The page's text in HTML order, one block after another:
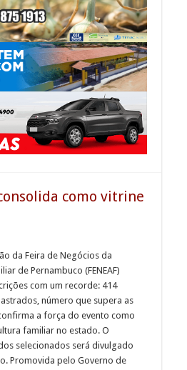
como vitrine
da Feira de Negócios da
de Pernambuco (FENEAF)
com um recorde: 414
número que supera as
a força do evento como
familiar no estado. O
selecionados será divulgado
Promovida pelo Governo de